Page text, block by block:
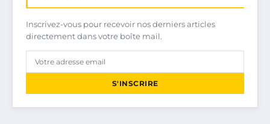
Inscrivez-vous pour recevoir nos derniers articles
directement dans votre boîte mail.
S'INSCRIRE